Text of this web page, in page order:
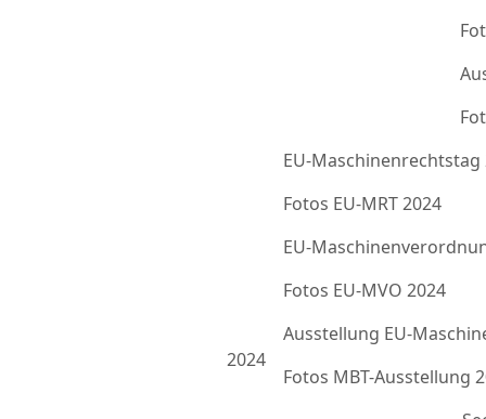
2024
EU-Maschinenrechtstag
Fotos EU-MRT 2024
EU-
Fotos EU-MVO 2024
Ausstellung EU-
Fotos MBT-Ausstellung